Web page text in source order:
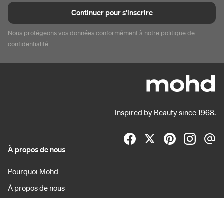
Continuer pour s'inscrire
Nous protégeons vos données conformément à notre politique de
confidentialité.
Inspired by Beauty since 1968.
À propos de nous
Pourquoi Mohd
À propos de nous